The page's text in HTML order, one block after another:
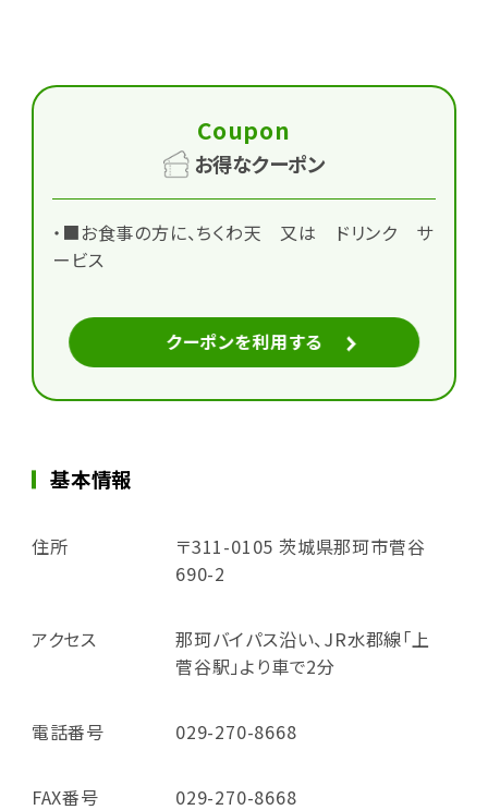
Coupon
お得なクーポン
クーポンを利用する
・■お食事の方に、ちくわ天 又は ドリンク サ
ービス
基本情報
住所
〒311-0105 茨城県那珂市菅谷
690-2
アクセス
那珂バイパス沿い、JR水郡線「上
菅谷駅」より車で2分
電話番号 029-270-8668
FAX番号 029-270-8668